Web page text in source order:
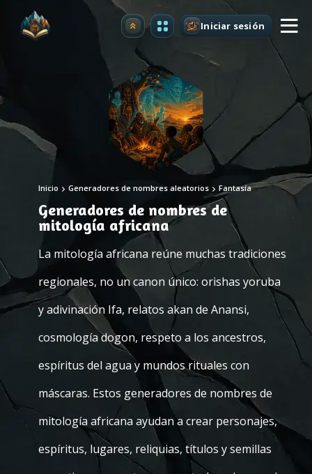
Mejorar Iniciar sesión
Inicio Generadores de nombres aleatorios Fantasía
Generadores de nombres de
mitología africana
La mitología africana reúne muchas tradiciones
regionales, no un canon único: orishas yoruba
y adivinación Ifa, relatos akan de Anansi,
cosmología dogon, respeto a los ancestros,
espíritus del agua y mundos rituales con
máscaras. Estos generadores de nombres de
mitología africana ayudan a crear personajes,
espíritus, lugares, reliquias, títulos y semillas